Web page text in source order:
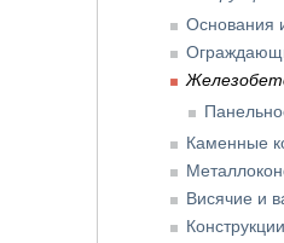
Основания
Каменные
Висячие и